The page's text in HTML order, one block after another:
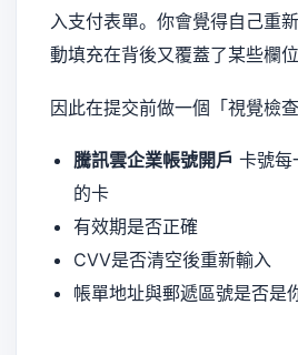
入支付表單。你會覺得自己重
動填充在背後又覆蓋了某些欄位
因此在提交前做一個「視覺檢查
騰訊雲企業帳號開戶 卡號每
的卡
有效期是否正確
CVV是否清空後重新輸入
帳單地址與郵遞區號是否是